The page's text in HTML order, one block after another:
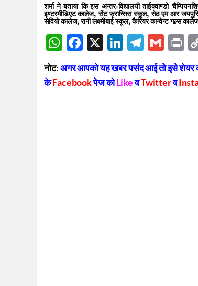
शर्मा ने बताया कि इस अन्तर-विद्यालयी ताईक्वाण्डो
इण्टरमीडिएट कालेज, सेंट फ्रान्सिस स्कूल, सेठ एम आर
सेवियो कालेज, रानी लक्ष्मीबाई स्कूल, कैरियर कान्वेन्ट गल्र्स
WhatsApp
Facebook
X LinkedIn
नोट:अगर आपको यह खबर पसंद आई तो इसे शेयर
केFacebookपेज कोLikeवTwitterव